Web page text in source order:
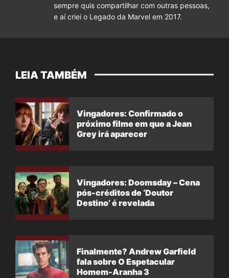
sempre quis compartilhar com outras pessoas,
e aí criei o Legado da Marvel em 2017.
LEIA TAMBÉM
Vingadores: Confirmado o
próximo filme em que a Jean
Grey irá aparecer
Vingadores: Doomsday – Cena
pós-créditos de ‘Doutor
Destino’ é revelada
Finalmente? Andrew Garfield
fala sobre O Espetacular
Homem-Aranha 3